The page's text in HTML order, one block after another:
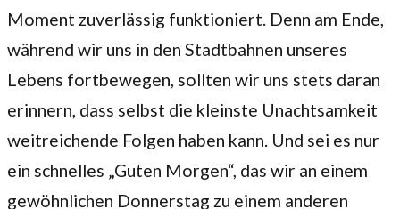
Moment zuverlässig funktioniert. Denn am Ende,
während wir uns in den Stadtbahnen unseres
Lebens fortbewegen, sollten wir uns stets daran
erinnern, dass selbst die kleinste Unachtsamkeit
weitreichende Folgen haben kann. Und sei es nur
ein schnelles „Guten Morgen“, das wir an einem
gewöhnlichen Donnerstag zu einem anderen